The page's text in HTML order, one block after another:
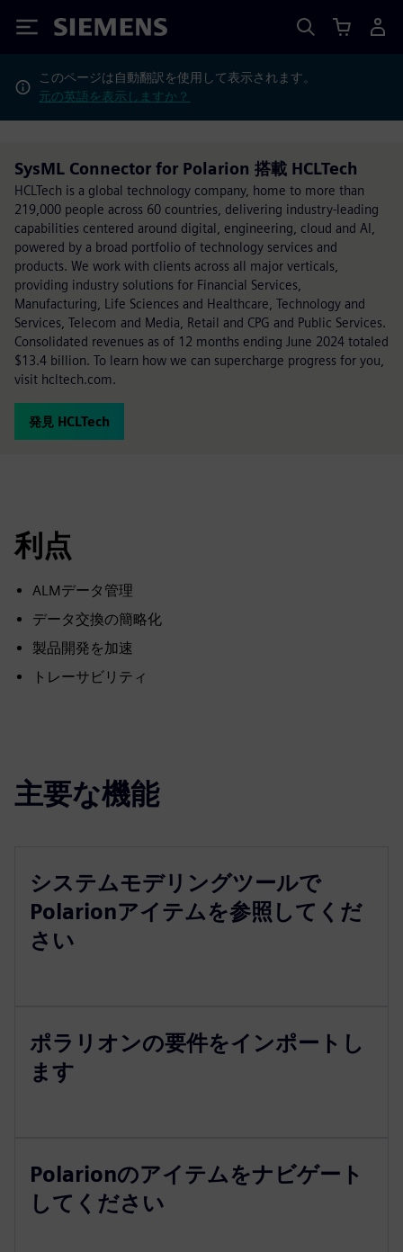
Siemens
このページは自動翻訳を使用して表示されます。
元の英語を表示しますか？
SysML Connector for Polarion 搭載 HCLTech
HCLTech is a global technology company, home to more than
219,000 people across 60 countries, delivering industry-leading
capabilities centered around digital, engineering, cloud and AI,
powered by a broad portfolio of technology services and
products. We work with clients across all major verticals,
providing industry solutions for Financial Services,
Manufacturing, Life Sciences and Healthcare, Technology and
Services, Telecom and Media, Retail and CPG and Public Services.
Consolidated revenues as of 12 months ending June 2024 totaled
$13.4 billion. To learn how we can supercharge progress for you,
visit hcltech.com.
発見 HCLTech
利点
ALMデータ管理
データ交換の簡略化
製品開発を加速
トレーサビリティ
主要な機能
システムモデリングツールで
Polarionアイテムを参照してくだ
さい
ポラリオンの要件をインポートし
ます
Polarionのアイテムをナビゲート
してください